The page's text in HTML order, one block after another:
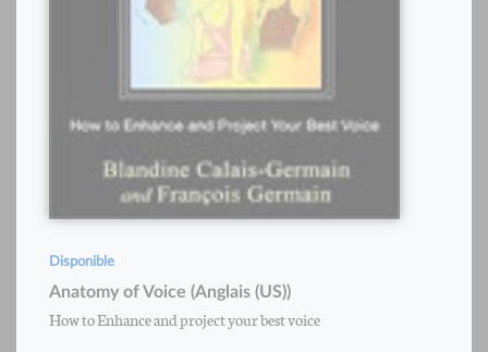
Disponible
Anatomy of Voice (Anglais (US))
How to Enhance and project your best voice